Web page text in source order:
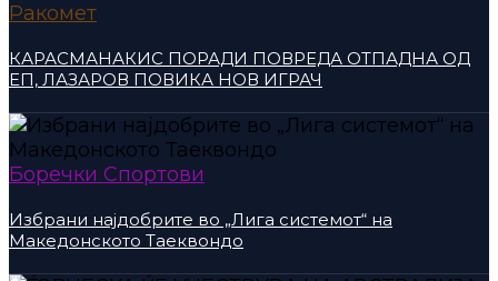
Ракомет
КАРАСМАНАКИС ПОРАДИ ПОВРЕДА ОТПАДНА ОД
ЕП, ЛАЗАРОВ ПОВИКА НОВ ИГРАЧ
Боречки Спортови
Избрани најдобрите во „Лига системот“ на
Македонското Таеквондо